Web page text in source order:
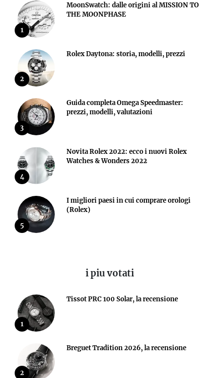
1
MoonSwatch: dalle origini al MISSION TO
THE MOONPHASE
2
Rolex Daytona: storia, modelli, prezzi
3
Guida completa Omega Speedmaster:
prezzi, modelli, valutazioni
4
Novita Rolex 2022: ecco i nuovi Rolex
Watches & Wonders 2022
5
I migliori paesi in cui comprare orologi
(Rolex)
i piu votati
1
Tissot PRC 100 Solar, la recensione
2
Breguet Tradition 2026, la recensione